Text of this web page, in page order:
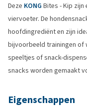
Deze KONG Bites - Kip
viervoeter. De
hoofdingrediënt en zijn
bijvoorbeeld trainingen of
speeltjes of snack-
snacks worden gemaakt
Eigenschappen